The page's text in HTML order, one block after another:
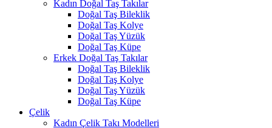
Kadın Doğal Taş Takılar
Doğal Taş Bileklik
Doğal Taş Kolye
Doğal Taş Yüzük
Doğal Taş Küpe
Erkek Doğal Taş Takılar
Doğal Taş Bileklik
Doğal Taş Kolye
Doğal Taş Yüzük
Doğal Taş Küpe
Çelik
Kadın Çelik Takı Modelleri